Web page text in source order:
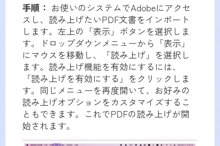
手順： お使いのシステムでAdobeにアクセ
スし、読み上げたいPDF文書をインポート
します。左上の「表示」ボタンを選択しま
す。ドロップダウンメニューから「表示」
にマウスを移動し、「読み上げ」を選択し
ます。読み上げ機能を有効にするには、
「読み上げを有効にする」をクリックしま
す。同じメニューを再度開いて、お好みの
読み上げオプションをカスタマイズするこ
ともできます。これでPDFの読み上げが開
始されます。